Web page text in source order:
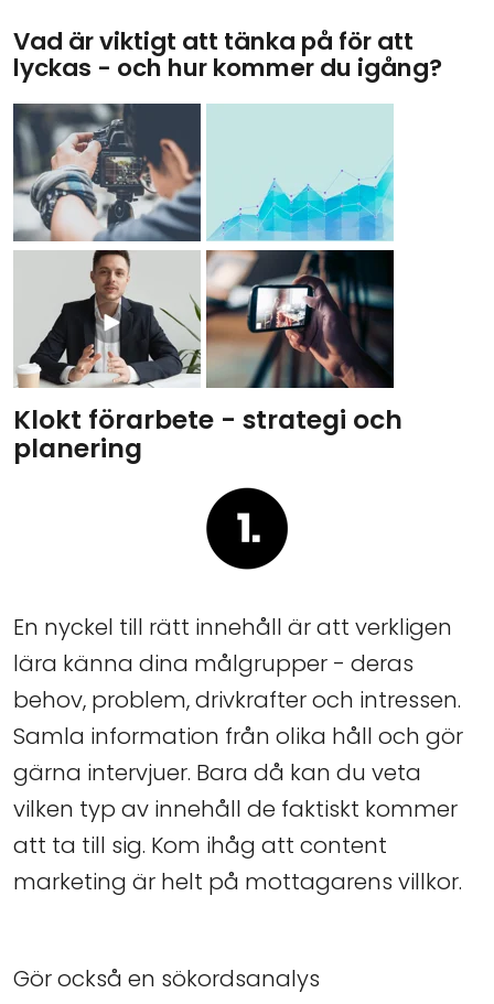
Vad är viktigt att tänka på för att
lyckas - och hur kommer du igång?
Klokt förarbete - strategi och
planering
En nyckel till rätt innehåll är att verkligen
lära känna dina målgrupper - deras
behov, problem, drivkrafter och intressen.
Samla information från olika håll och gör
gärna intervjuer. Bara då kan du veta
vilken typ av innehåll de faktiskt kommer
att ta till sig. Kom ihåg att content
marketing är helt på mottagarens villkor.
Gör också en sökordsanalys